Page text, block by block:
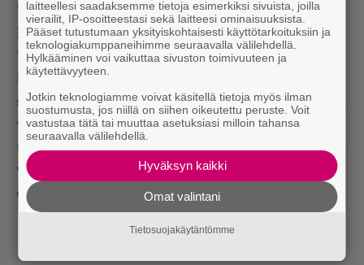
”Musiikkini tarkoituksena on olla aitoa. Tunteiden,
kontekstin, vibojen, kaiken suhteen.”
”Mun vibani ja energiani haluan tuoda musiikin
kautta muille, ja tähän asti olen onnistunutkin
siinä hyvin. Mulle on tärkeää, että pystyn musallani
viestimään tunteitani ja fiiliksiäni, olivat ne mitkä
tahansa. Mun supervoimani onkin se, että osaan
välittää tuon kaiken niin, että se kuulostaa hyvältä
omalla ainutlaatuisella tyylilläni.”
laitteellesi saadaksemme tietoja esimerkiksi sivuista, joilla
vierailit, IP-osoitteestasi sekä laitteesi ominaisuuksista.
Pääset tutustumaan yksityiskohtaisesti käyttötarkoituksiin ja
teknologiakumppaneihimme seuraavalla välilehdellä.
Hylkääminen voi vaikuttaa sivuston toimivuuteen ja
käytettävyyteen.
Jotkin teknologiamme voivat käsitellä tietoja myös ilman
suostumusta, jos niillä on siihen oikeutettu peruste. Voit
vastustaa tätä tai muuttaa asetuksiasi milloin tahansa
seuraavalla välilehdellä.
Hyväksyn kaikki
Omat valintani
Tietosuojakäytäntömme